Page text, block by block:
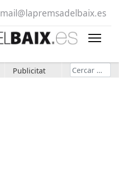
mail@lapremsadelbaix.es
Publicitat Cerca